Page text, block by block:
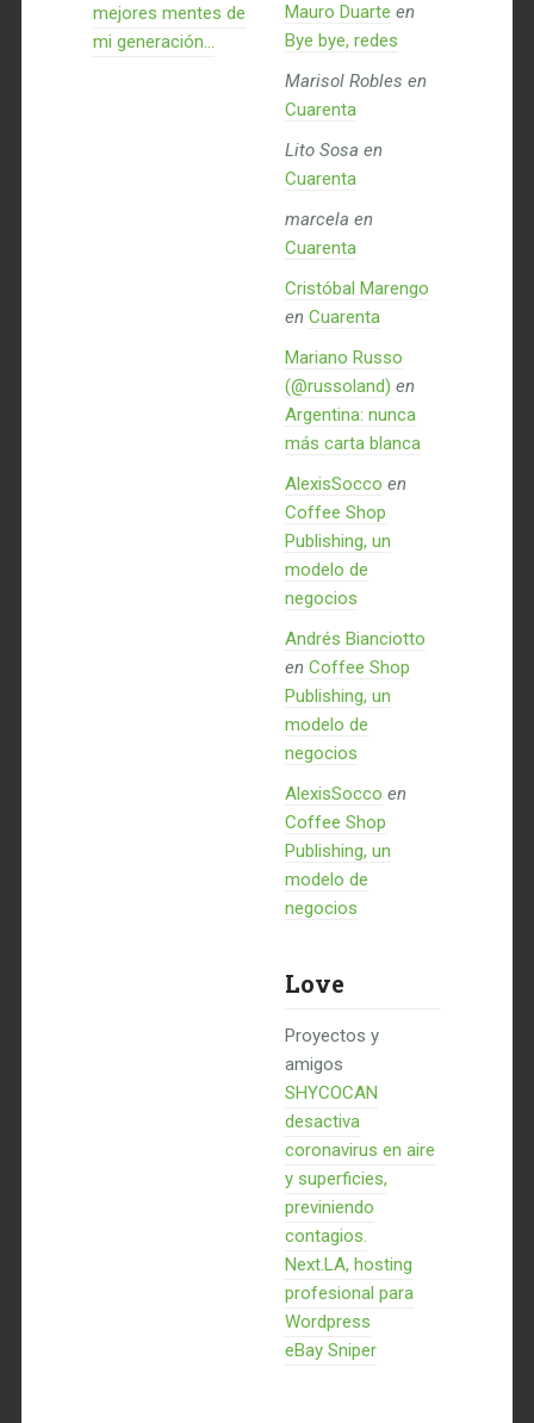
mejores mentes de
mi generación…
Mauro Duarte en
Bye bye, redes
Marisol Robles en
Cuarenta
Lito Sosa en
Cuarenta
marcela en
Cuarenta
Cristóbal Marengo
en Cuarenta
Mariano Russo
(@russoland) en
Argentina: nunca
más carta blanca
AlexisSocco en
Coffee Shop
Publishing, un
modelo de
negocios
Andrés Bianciotto
en Coffee Shop
Publishing, un
modelo de
negocios
AlexisSocco en
Coffee Shop
Publishing, un
modelo de
negocios
Love
Proyectos y
amigos
SHYCOCAN
desactiva
coronavirus en aire
y superficies,
previniendo
contagios.
Next.LA, hosting
profesional para
Wordpress
eBay Sniper